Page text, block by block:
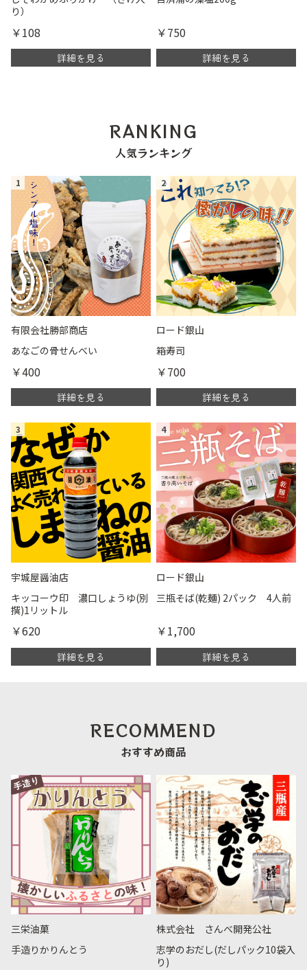
り）
￥108
詳細を見る
￥750
詳細を見る
RANKING
人気ランキング
1
有限会社勝部商店
あなごの骨せんべい
￥400
詳細を見る
2
ロード銀山
箱寿司
￥700
詳細を見る
3
宇城屋醤油店
キッコーウ印 濃口しょうゆ(別
撰)1リットル
￥620
詳細を見る
4
ロード銀山
三瓶そば(乾麺) 2パック 4人前
￥1,700
詳細を見る
RECOMMEND
おすすめ商品
三栄油菓
手造りかりんとう
株式会社 さんべ開発公社
志学のおだし(だしパック10袋入
り)